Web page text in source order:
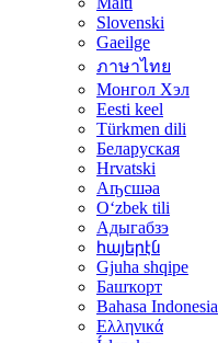
Slovenski
Gaeilge
ภาษาไทย
Монгол Хэл
Eesti keel
Türkmen dili
Беларуская
Hrvatski
Аҧсшәа
Oʻzbek tili
Адыгабзэ
հայերէն
Gjuha shqipe
Башҡорт
Bahasa Indonesia
Ελληνικά